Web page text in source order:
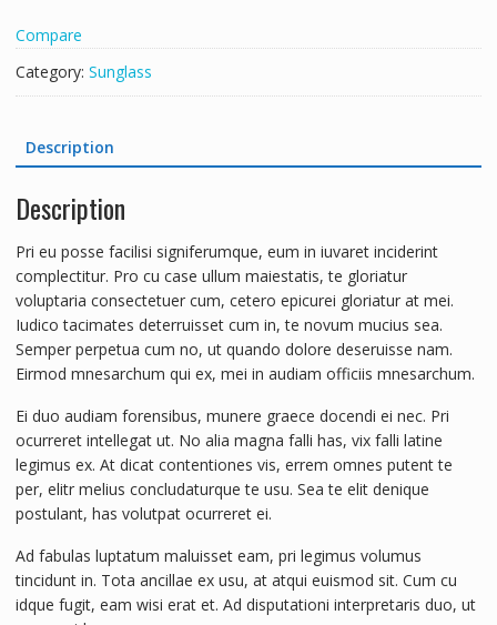
v
:
Compare
Category: Sunglass
Description
Description
Pri eu posse facilisi signiferumque, eum in iuvaret inciderint
complectitur. Pro cu case ullum maiestatis, te gloriatur
voluptaria consectetuer cum, cetero epicurei gloriatur at mei.
Iudico tacimates deterruisset cum in, te novum mucius sea.
Semper perpetua cum no, ut quando dolore deseruisse nam.
Eirmod mnesarchum qui ex, mei in audiam officiis mnesarchum.
Ei duo audiam forensibus, munere graece docendi ei nec. Pri
ocurreret intellegat ut. No alia magna falli has, vix falli latine
legimus ex. At dicat contentiones vis, errem omnes putent te
per, elitr melius concludaturque te usu. Sea te elit denique
postulant, has volutpat ocurreret ei.
Ad fabulas luptatum maluisset eam, pri legimus volumus
tincidunt in. Tota ancillae ex usu, at atqui euismod sit. Cum cu
idque fugit, eam wisi erat et. Ad disputationi interpretaris duo, ut